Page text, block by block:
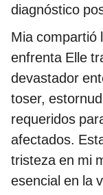
diagnóstico
Mia compartió
enfrenta Elle
devastador
toser,
requeridos
afectados.
tristeza en mi
esencial en la